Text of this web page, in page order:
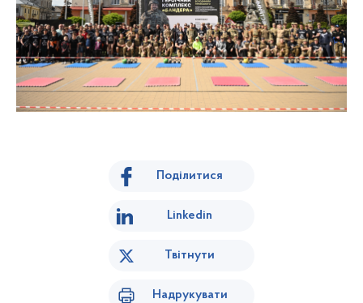
Поділитися
Linkedin
Твітнути
Надрукувати